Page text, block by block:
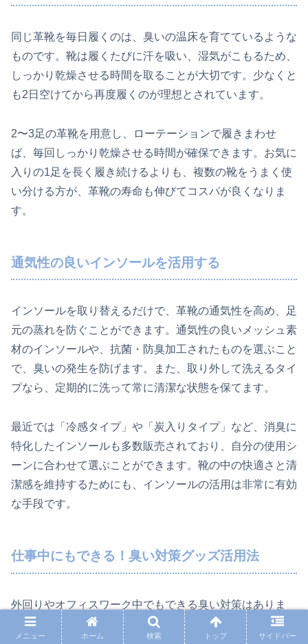
同じ革靴を毎日履くのは、臭いの温床を育てているような
ものです。靴は履くたびに汗を吸い、湿気がこもるため、
しっかり乾燥させる時間を取ることが大切です。少なくと
も2日空けてから再度履くのが理想とされています。
2〜3足の革靴を用意し、ローテーションで履きまわせ
ば、毎回しっかり乾燥させる時間が確保できます。お気に
入りの1足を長く履き続けるよりも、複数の靴をうまく使
い分ける方が、革靴の寿命も伸びてコスパが良くなりま
す。
通気性の良いインソールを活用する
インソールを取り替えるだけで、革靴の通気性を高め、足
元の蒸れを防ぐことができます。通気性の良いメッシュ素
材のインソールや、抗菌・防臭加工されたものを選ぶこと
で、臭いの発生を防げます。また、取り外して洗えるタイ
プなら、定期的に洗って常に清潔な状態を保てます。
最近では「冷感タイプ」や「炭入りタイプ」など、消臭に
特化したインソールも多数販売されており、自分の使用シ
ーンに合わせて選ぶことができます。靴の中の快適さと清
潔感を維持するためにも、インソールの活用は非常に有効
な手段です。
仕事中にもできる！臭い対策グッズ活用法
外回りやオフィスワーク中でもできる臭い対策はありま
す。たとえば、携帯用の消臭スプレーをバッグに入れてお
メニュー ホーム 検索 トップ サイドバー